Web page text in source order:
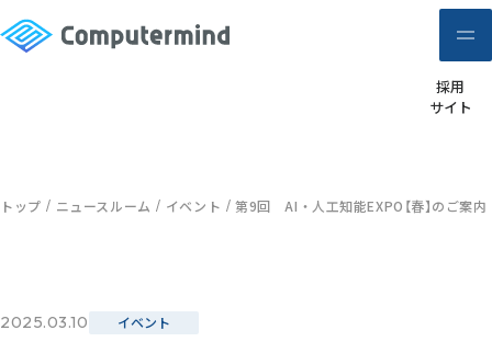
採用
サイト
トップ ニュースルーム イベント 第9回 AI・人工知能EXPO【春】のご案内
2025.03.10 イベント